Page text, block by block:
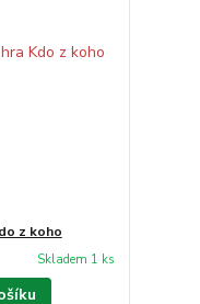
z koho
Skladem 1 ks